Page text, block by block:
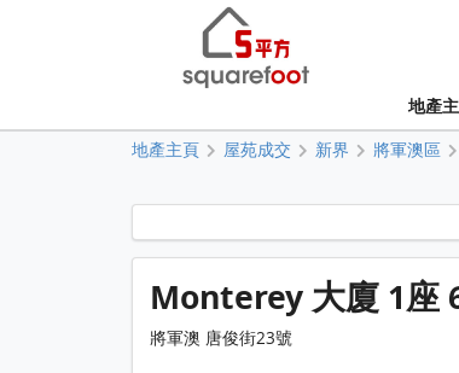
地產
地產主頁 屋苑成交 新界 將軍澳區
Monterey 大廈 1座
將軍澳 唐俊街23號